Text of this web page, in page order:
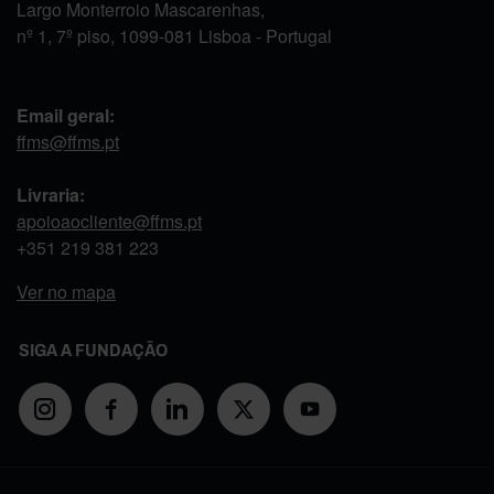
Largo Monterroio Mascarenhas,
nº 1, 7º piso, 1099-081 Lisboa - Portugal
Email geral:
ffms@ffms.pt
Livraria:
apoioaocliente@ffms.pt
+351 219 381 223
Ver no mapa
SIGA A FUNDAÇÃO